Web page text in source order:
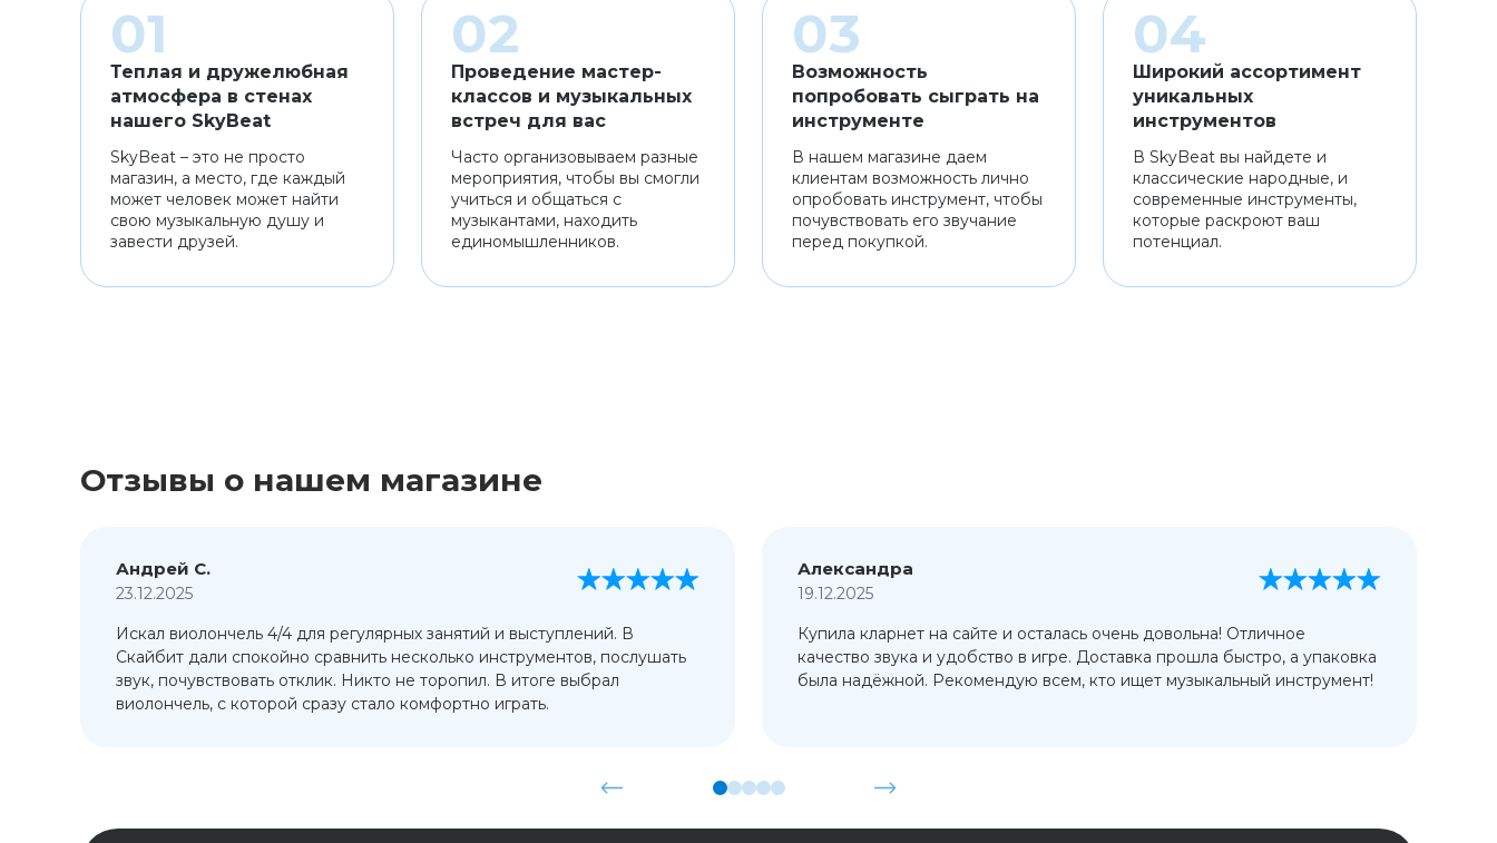
Теплая и дружелюбная
атмосфера в стенах
нашего SkyBeat
SkyBeat – это не просто
магазин, а место, где каждый
может человек может найти
свою музыкальную душу и
завести друзей.
Проведение мастер-
классов и музыкальных
встреч для вас
Часто организовываем разные
мероприятия, чтобы вы смогли
учиться и общаться с
музыкантами, находить
единомышленников.
Возможность
попробовать сыграть на
инструменте
В нашем магазине даем
клиентам возможность лично
опробовать инструмент, чтобы
почувствовать его звучание
перед покупкой.
Широкий ассортимент
уникальных
инструментов
В SkyBeat вы найдете и
классические народные, и
современные инструменты,
которые раскроют ваш
потенциал.
Отзывы о нашем магазине
Андрей С.
23.12.2025
Искал виолончель 4/4 для регулярных занятий и выступлений. В
Скайбит дали спокойно сравнить несколько инструментов, послушать
звук, почувствовать отклик. Никто не торопил. В итоге выбрал
виолончель, с которой сразу стало комфортно играть.
Александра
19.12.2025
Купила кларнет на сайте и осталась очень довольна! Отличное
качество звука и удобство в игре. Доставка прошла быстро, а упаковка
была надёжной. Рекомендую всем, кто ищет музыкальный инструмент!